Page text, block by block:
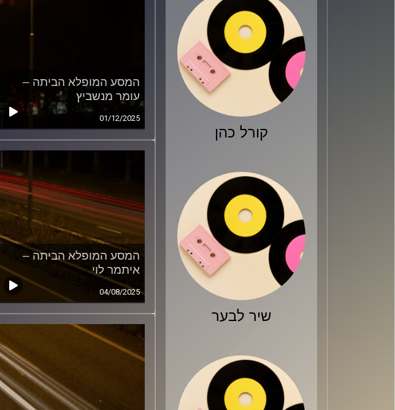
קורל כהן
שיר לבער
המסע המופלא הביתה –
עומר מנשביץ
01/12/2025
המסע המופלא הביתה –
איתמר לוי
04/08/2025